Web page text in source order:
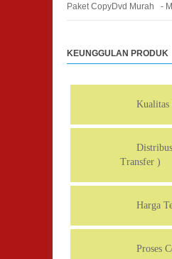
Paket CopyDvd Murah -
KEUNGGULAN PRODUK
Kualitas
Transfer )
Harga
Proses